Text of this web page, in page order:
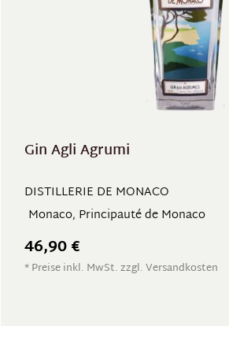
Gin Agli Agrumi
DISTILLERIE DE MONACO
Monaco, Principauté de Monaco
46,90 €
* Preise inkl. MwSt. zzgl. Versandkosten